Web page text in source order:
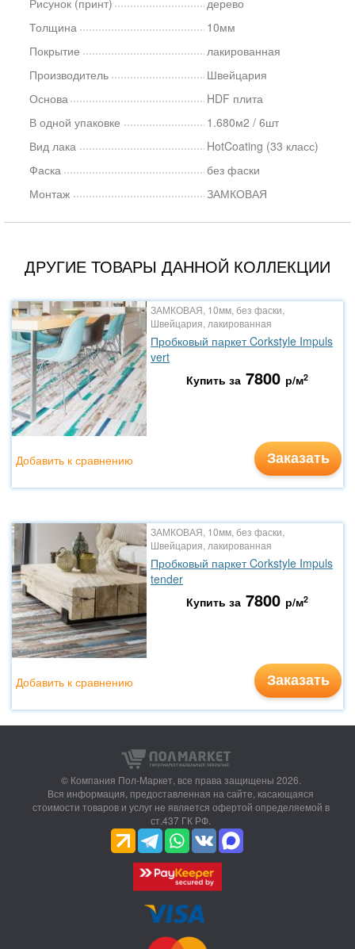
Рисунок (принт)
дерево
Толщина
10мм
Покрытие
лакированная
Производитель
Швейцария
Основа
HDF плита
В одной упаковке
1.680м2 / 6шт
Вид лака
HotCoating (33 класс)
Фаска
без фаски
Монтаж
ЗАМКОВАЯ
ДРУГИЕ ТОВАРЫ ДАННОЙ КОЛЛЕКЦИИ
ЗАМКОВАЯ, 10мм, без фаски,
Швейцария, лакированная
Пробковый паркет Corkstyle Impuls
vert
Купить за 7800 р/м2
Заказать
Добавить к сравнению
ЗАМКОВАЯ, 10мм, без фаски,
Швейцария, лакированная
Пробковый паркет Corkstyle Impuls
tender
Купить за 7800 р/м2
Заказать
Добавить к сравнению
© Компания Пол-Маркет, все права защищены 2026.
Вся информация, предоставленная на сайте, касающаяся
стоимости товаров и услуг не является офертой определяемой в
ст.437 ГК РФ.